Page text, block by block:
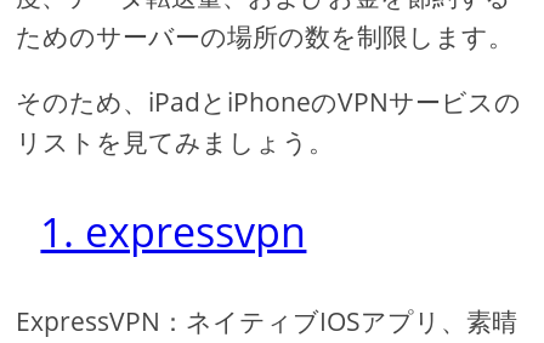
ためのサーバーの場所の数を制限します。
そのため、iPadとiPhoneのVPNサービスの
リストを見てみましょう。
1. expressvpn
ExpressVPN：ネイティブIOSアプリ、素晴